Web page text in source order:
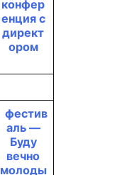
конфер
енция с
директ
ором
фестив
аль —
Буду
вечно
молоды